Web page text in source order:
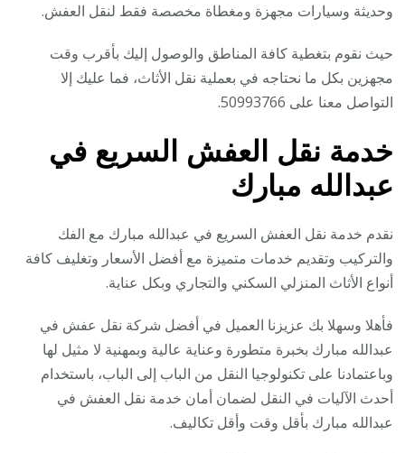
وحديثة وسيارات مجهزة ومغطاة مخصصة فقط لنقل العفش.
حيث نقوم بتغطية كافة المناطق والوصول إليك بأقرب وقت
مجهزين بكل ما نحتاجه في بعملية نقل الأثاث، فما عليك إلا
التواصل معنا على 50993766.
خدمة نقل العفش السريع في
عبدالله مبارك
نقدم خدمة نقل العفش السريع في عبدالله مبارك مع الفك
والتركيب وتقديم خدمات متميزة مع أفضل الأسعار وتغليف كافة
أنواع الأثاث المنزلي السكني والتجاري وبكل عناية.
فأهلا وسهلا بك عزيزنا العميل في أفضل شركة نقل عفش في
عبدالله مبارك بخبرة متطورة وعناية عالية وبمهنية لا مثيل لها
وباعتمادنا على تكنولوجيا النقل من الباب إلى الباب، باستخدام
أحدث الآليات في النقل لضمان أمان خدمة نقل العفش في
عبدالله مبارك بأقل وقت وأقل تكاليف.